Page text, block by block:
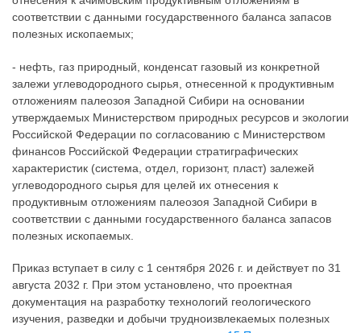
соответствии с данными государственного баланса запасов
полезных ископаемых;
- нефть, газ природный, конденсат газовый из конкретной
залежи углеводородного сырья, отнесенной к продуктивным
отложениям палеозоя Западной Сибири на основании
утверждаемых Министерством природных ресурсов и экологии
Российской Федерации по согласованию с Министерством
финансов Российской Федерации стратиграфических
характеристик (система, отдел, горизонт, пласт) залежей
углеводородного сырья для целей их отнесения к
продуктивным отложениям палеозоя Западной Сибири в
соответствии с данными государственного баланса запасов
полезных ископаемых.
Приказ вступает в силу с 1 сентября 2026 г. и действует по 31
августа 2032 г. При этом установлено, что проектная
документация на разработку технологий геологического
изучения, разведки и добычи трудноизвлекаемых полезных